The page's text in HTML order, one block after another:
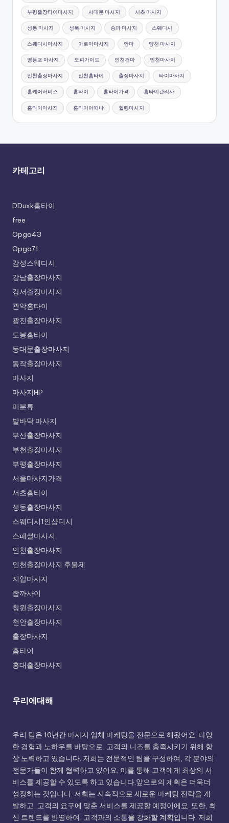
부평출장타이마사지 서대문 마사지 서초 마사지
성동 마사지 성북 마사지 송파 마사지 스웨디시
스웨디시마사지 아로마마사지 안마 양천 마사지
영등포 마사지 오피가이드 인천건마 인천마사지
인천출장마사지 인천홈타이 출장마사지 타이마사지
홈케어서비스 홈타이 홈타이가격 홈타이관리사
홈타이마사지 홈타이어떠냐 힐링마사지
카테고리
DDuxk홈타이
free
Opga43
Opga71
감성스웨디시
강남출장마사지
강서출장마사지
관악홈타이
광진출장마사지
도봉홈타이
동대문출장마사지
동작출장마사지
마사지
마사지HP
미분류
발바닥 마사지
부산출장마사지
부천출장마사지
부평출장마사지
서울마사지가격
서초홈타이
성동출장마사지
스웨디시1인샵디시
스페셜마사지
인천출장마사지
인천출장마사지 후불제
지압마사지
짭까사이
창원출장마사지
천안출장마사지
출장마사지
홈타이
홍대출장마사지
우리에대해
우리 팀은 10년간 마사지 업체 마케팅을 전문으로 해왔어요. 다양
한 경험과 노하우를 바탕으로, 고객의 니즈를 충족시키기 위해 항
상 노력하고 있습니다. 저희는 전문적인 팀을 구성하여, 각 분야의
전문가들이 함께 협력하고 있어요. 이를 통해 고객에게 최상의 서
비스를 제공할 수 있도록 하고 있습니다.앞으로의 계획은 더욱더
성장하는 것입니다. 저희는 지속적으로 새로운 마케팅 전략을 개
발하고, 고객의 요구에 맞춘 서비스를 제공할 예정이에요. 또한, 최
신 트렌드를 반영하여, 고객과의 소통을 강화할 계획입니다. 저희